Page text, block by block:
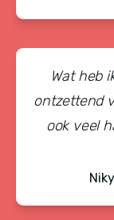
Wat heb
ontzettend
ook veel